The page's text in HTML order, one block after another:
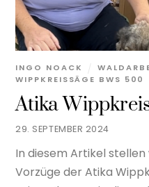
29. SEPTEMBER 2024
Atika
INGO NOACK
WIPPKREISSÄGE BWS 500
In diesem Artikel
Vorzüge der Atika